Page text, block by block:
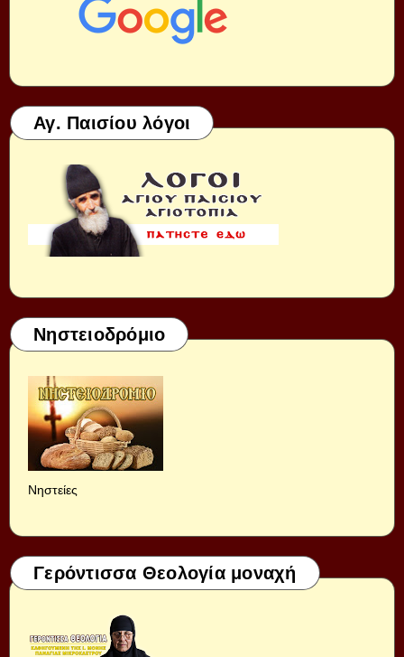
Αγ. Παισίου λόγοι
Νηστειοδρόμιο
Νηστείες
Γερόντισσα Θεολογία μοναχή